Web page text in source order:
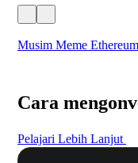
Musim Meme Ethereum
Cara
Pelajari Lebih Lanjut